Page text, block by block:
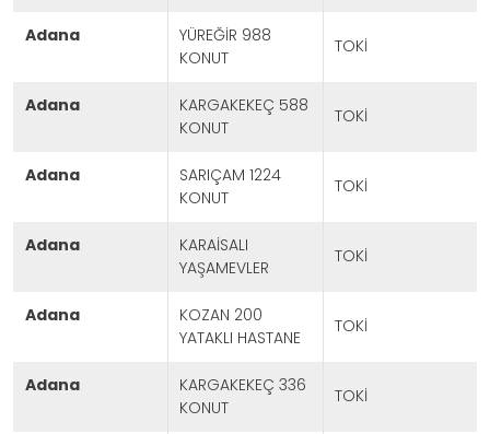
adana
YÜREĞİR 988
KONUT
TOKİ
adana
KARGAKEKEÇ 588
KONUT
TOKİ
adana
SARIÇAM 1224
KONUT
TOKİ
adana
KARAİSALI
YAŞAMEVLER
TOKİ
adana
KOZAN 200
YATAKLI HASTANE
TOKİ
adana
KARGAKEKEÇ 336
KONUT
TOKİ